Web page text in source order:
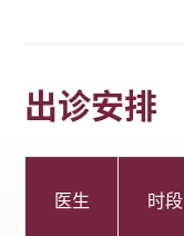
出诊安排
医生 时段